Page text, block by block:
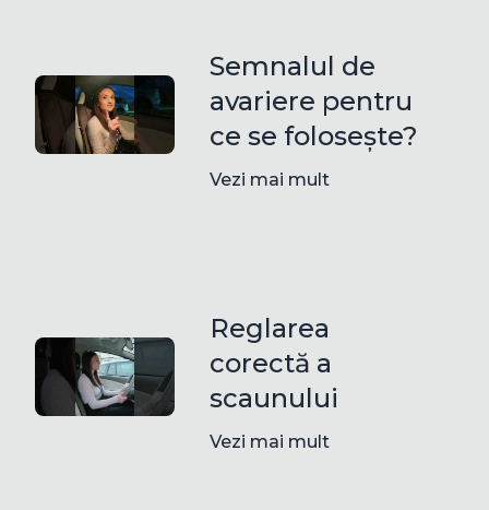
Semnalul de
avariere pentru
ce se folosește?
Vezi mai mult
Reglarea
corectă a
scaunului
Vezi mai mult